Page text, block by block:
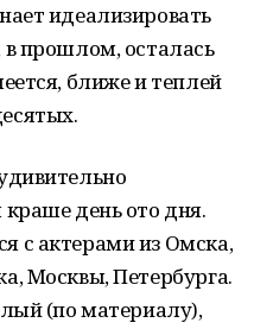
идеализировать
прошлом, осталась
ближе и теплей
день ото дня.
с актерами из Омска,
Москвы, Петербурга.
(по материалу),